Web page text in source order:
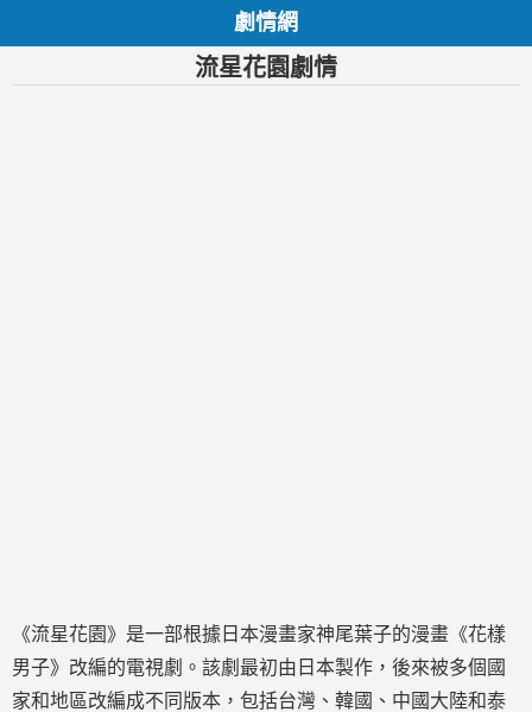
劇情網
流星花園劇情
《流星花園》是一部根據日本漫畫家神尾葉子的漫畫《花樣
男子》改編的電視劇。該劇最初由日本製作，後來被多個國
家和地區改編成不同版本，包括台灣、韓國、中國大陸和泰